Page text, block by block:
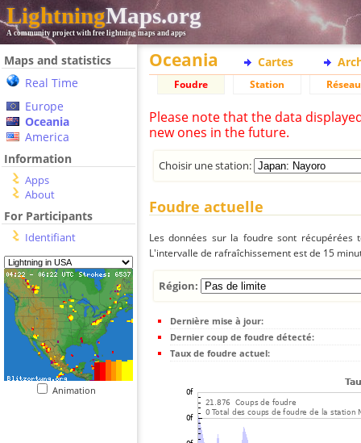
LightningMaps.org
A community project with free lightning maps and apps
Maps and statistics
Real Time
Europe
Oceania
America
Information
Apps
About
For Participants
Identifiant
Animation
Oceania Cartes
Foudre Station Réseau
Please note that the data
new ones in the future.
Choisir une station:
Foudre actuelle
Les données sur la foudre sont
L'intervalle de rafraîchissement est de 15
Région:
Dernière mise à jour:
Dernier coup de foudre détecté:
Taux de foudre actuel: